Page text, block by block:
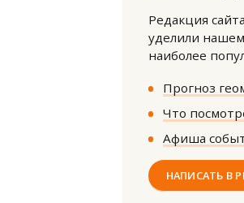
Редакция
уделили
наиболее
Прогноз
Что
Афиша
НАПИСАТЬ В